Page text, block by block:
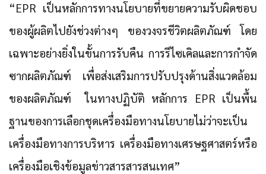
“EPR เป็นหลักการทางนโยบายที่ขยายความรับผิดชอบ
ของผู้ผลิตไปยังช่วงต่างๆ ของวงจรชีวิตผลิตภัณฑ์ โดย
เฉพาะอย่างยิ่งในขั้นการรับคืน การรีไซเคิลและการกำจัด
ซากผลิตภัณฑ์ เพื่อส่งเสริมการปรับปรุงด้านสิ่งแวดล้อม
ของผลิตภัณฑ์ ในทางปฏิบัติ หลักการ EPR เป็นพื้น
ฐานของการเลือกชุดเครื่องมือทางนโยบายไม่ว่าจะเป็น
เครื่องมือทางการบริหาร เครื่องมือทางเศรษฐศาสตร์หรือ
เครื่องมือเชิงข้อมูลข่าวสารสารสนเทศ”